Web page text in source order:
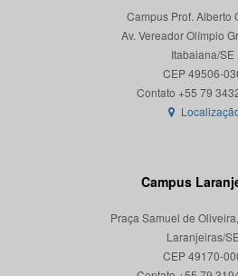
Campus Prof. Alberto
Av. Vereador Olímpio
Itabaiana/SE
CEP 49506-
Campus
Praça Samuel de
Laranjeiras/SE
CEP 49170-